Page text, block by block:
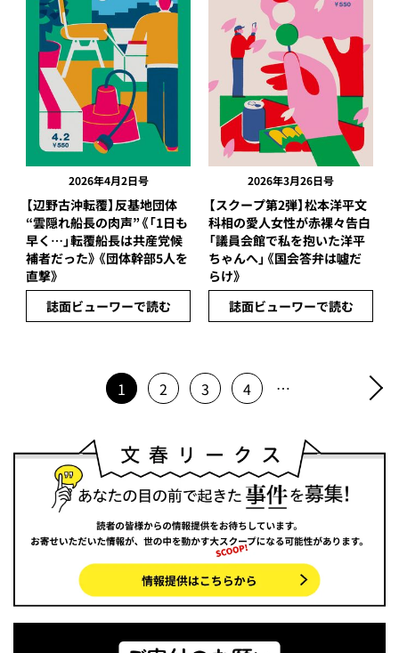
2026年4月2日号
【辺野古沖転覆】反基地団体
“雲隠れ船長の肉声”《「1日も
早く…」転覆船長は共産党候
補者だった》《団体幹部5人を
直撃》
誌面ビューワーで読む
2026年3月26日号
【スクープ第2弾】松本洋平文
科相の愛人女性が赤裸々告白
「議員会館で私を抱いた洋平
ちゃんへ」《国会答弁は噓だ
らけ》
誌面ビューワーで読む
1 2 3 4 …